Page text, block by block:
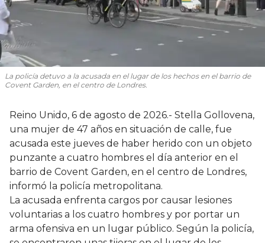
La policía detuvo a la acusada en el lugar de los hechos en el barrio de
Covent Garden, en el centro de Londres.
Reino Unido, 6 de agosto de 2026.- Stella Gollovena,
una mujer de 47 años en situación de calle, fue
acusada este jueves de haber herido con un objeto
punzante a cuatro hombres el día anterior en el
barrio de Covent Garden, en el centro de Londres,
informó la policía metropolitana.
La acusada enfrenta cargos por causar lesiones
voluntarias a los cuatro hombres y por portar un
arma ofensiva en un lugar público. Según la policía,